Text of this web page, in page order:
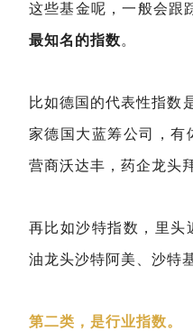
这些基金呢，一般会跟
最知名的指数。
比如德国的代表性指数
家德国大蓝筹公司，有
营商沃达丰，药企龙头
再比如沙特指数，里头
油龙头沙特阿美、沙特
第二类，是行业指数。